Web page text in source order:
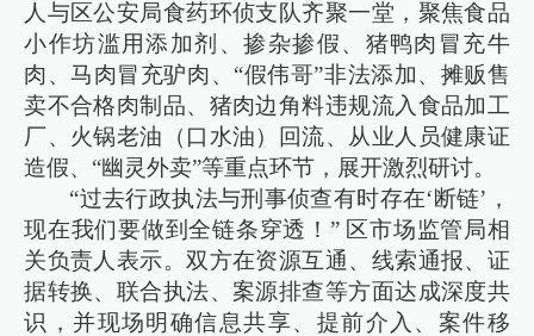
人与区公安局食药环侦支队齐聚一堂，聚焦食品
小作坊滥用添加剂、掺杂掺假、猪鸭肉冒充牛
肉、马肉冒充驴肉、“假伟哥”非法添加、摊贩售
卖不合格肉制品、猪肉边角料违规流入食品加工
厂、火锅老油（口水油）回流、从业人员健康证
造假、“幽灵外卖”等重点环节，展开激烈研讨。
“过去行政执法与刑事侦查有时存在‘断链’，
现在我们要做到全链条穿透！” 区市场监管局相
关负责人表示。双方在资源互通、线索通报、证
据转换、联合执法、案源排查等方面达成深度共
识，并现场明确信息共享、提前介入、案件移